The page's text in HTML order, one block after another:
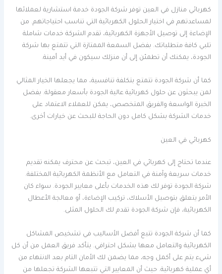
كهربائي منازل في العين توفر شركة الجودة خدمة استشارية لعملائها
لمساعدتهم في اختيار الحلول الكهربائية التي تناسب احتياجاتهم. من
الإضاءة إلى توصيل الأجهزة الكهربائية، تقدم الشركة خدمات شاملة
تلبي كافة متطلباتك. بفضل السمعة الممتازة التي تتمتع بها شركة
الجودة، يمكنك أن تطمئن إلى أن منزلك سيكون في أيد أمينة.
كما أن شركة الجودة تتمتع بتكلفة تنافسية، مما يجعلها الخيار المثالي
لمن يبحثون عن حلول كهربائية عالية الجودة بأسعار معقولة. بفضل
الخبرة الواسعة والفريق المتخصص، يمكن للعملاء الاعتماد على
خدمات الشركة بشكل كامل دون الحاجة للبحث عن خيارات أخرى.
كهربائي في العين
عندما تحتاج إلى كهربائي في العين، تبحث عن محترف يمكنه تقديم
خدمات سريعة وآمنة في التعامل مع الأنظمة الكهربائية المختلفة.
شركة الجودة توفر لك هذه الخدمات بأعلى معايير الجودة. سواء كان
الأمر يتعلق بتوصيل الأسلاك، تركيب الإضاءة، أو معالجة الأعطال
الكهربائية، فإن شركة الجودة تقدم لك الحلول المثلى.
كما أن شركة الجودة تتبع أفضل الأساليب في تشخيص المشاكل
الكهربائية والتعامل معها بشكل احترافي. يتأكد فريق العمل من أن كل
شيء يتم على أكمل وجه، مما يضمن لك الأمان التام بعد الانتهاء من
أي عملية كهربائية. حيث أن المعايير التي تتبعها الشركة تجعلها من